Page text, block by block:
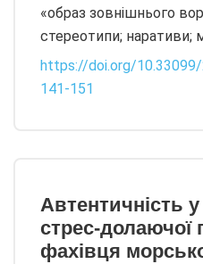
«образ зовнішнього
стереотипи; наративи;
https://doi.org/
141-151
Автентичність у
стрес-долаючої
фахівця